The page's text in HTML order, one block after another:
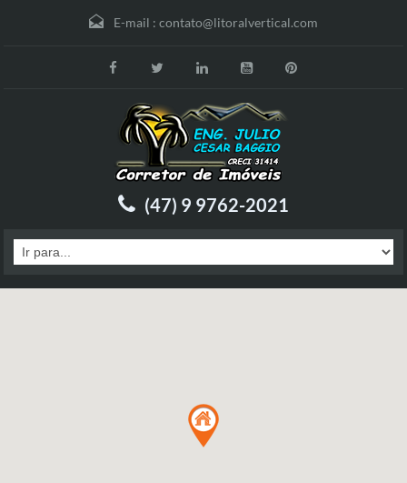
E-mail : contato@litoralvertical.com
(47) 9 9762-2021